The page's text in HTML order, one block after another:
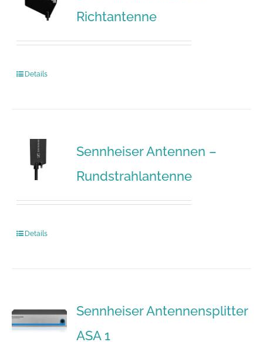
Richtantenne
Details
Sennheiser Antennen –
Rundstrahlantenne
Details
Sennheiser Antennensplitter
ASA 1